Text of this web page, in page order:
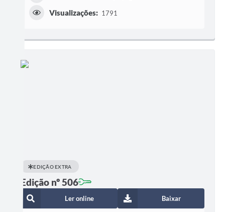
Visualizações: 1791
EDIÇÃO EXTRA
Edição nº 506
Ler online Baixar